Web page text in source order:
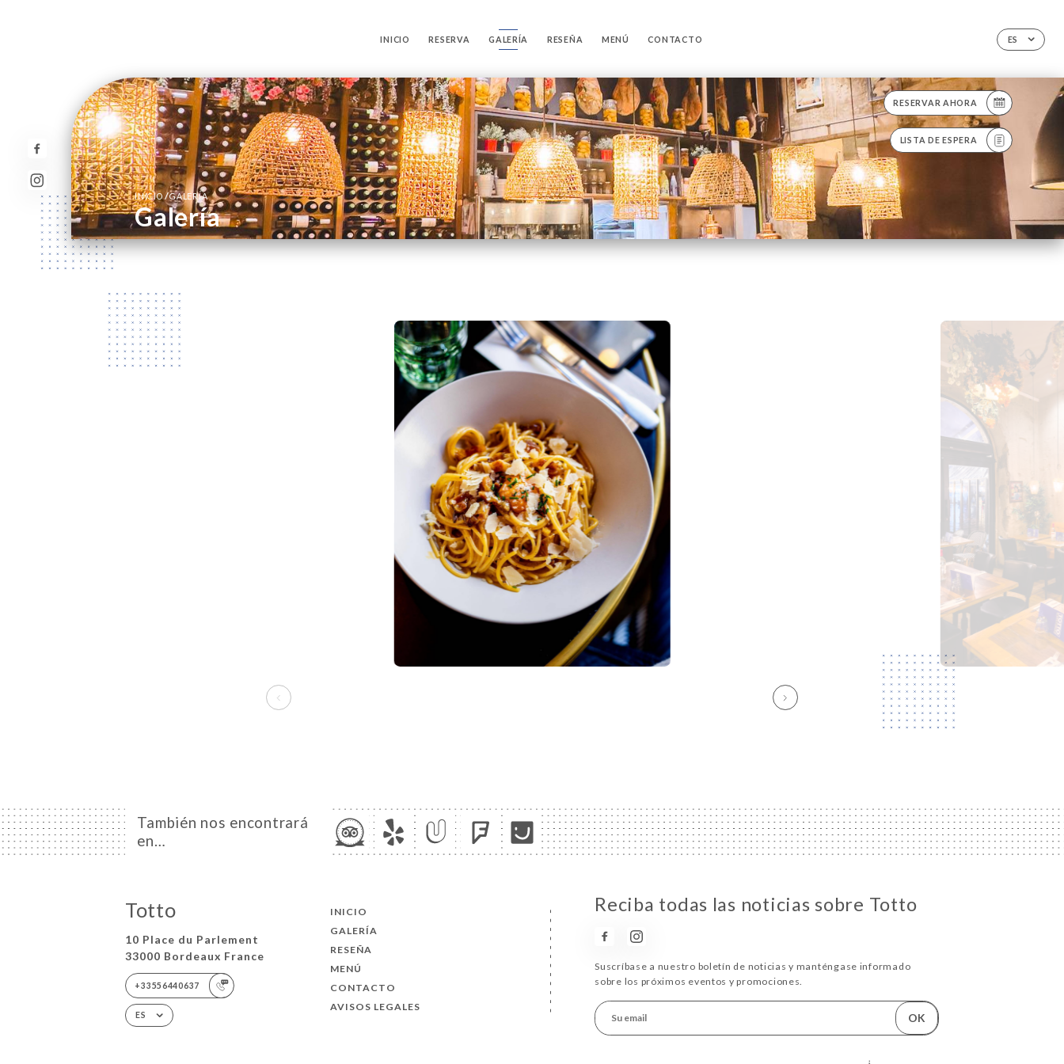
ES
INICIO RESERVA GALERÍA RESEÑA MENÚ CONTACTO
RESERVAR AHORA
LISTA DE ESPERA
INICIO/GALERÍA
Galería
También nos encontrará
en…
Totto
10 Place du Parlement
33000 Bordeaux France
+33556440637
ES
INICIO
GALERÍA
RESEÑA
MENÚ
CONTACTO
AVISOS LEGALES
Reciba todas las noticias sobre Totto
Suscríbase a nuestro boletín de noticias y manténgase informado
sobre los próximos eventos y promociones.
OK